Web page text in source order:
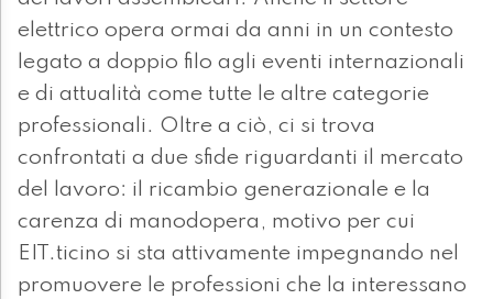
elettrico opera ormai da anni in un contesto
legato a doppio filo agli eventi internazionali
e di attualità come tutte le altre categorie
professionali. Oltre a ciò, ci si trova
confrontati a due sfide riguardanti il mercato
del lavoro: il ricambio generazionale e la
carenza di manodopera, motivo per cui
EIT.ticino si sta attivamente impegnando nel
promuovere le professioni che la interessano